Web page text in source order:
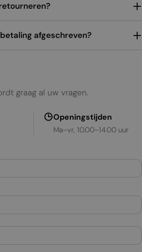
afgeschreven?
graag al uw vragen.
Openingstijden
Ma–vr, 10.00–14.00 uur